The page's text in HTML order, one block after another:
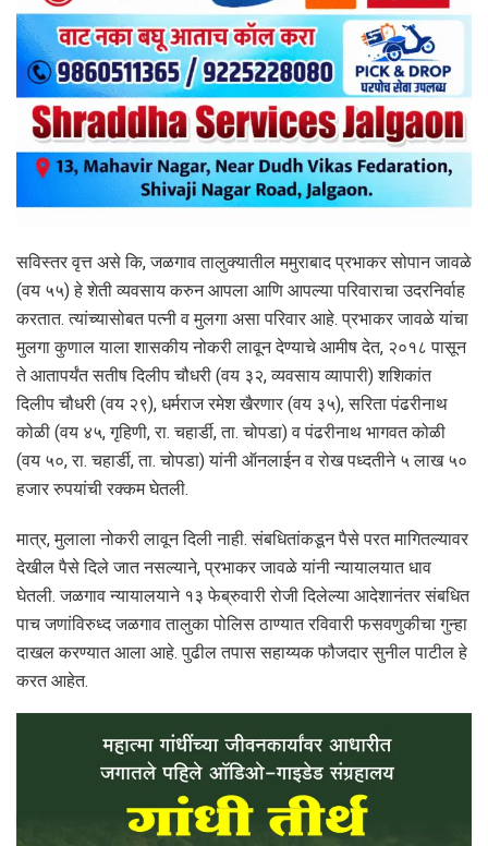
सविस्तर वृत्त असे कि, जळगाव तालुक्यातील ममुराबाद प्रभाकर सोपान जावळे
(वय ५५) हे शेती व्यवसाय करुन आपला आणि आपल्या परिवाराचा उदरनिर्वाह
करतात. त्यांच्यासोबत पत्नी व मुलगा असा परिवार आहे. प्रभाकर जावळे यांचा
मुलगा कुणाल याला शासकीय नोकरी लावून देण्याचे आमीष देत, २०१८ पासून
ते आतापर्यंत सतीष दिलीप चौधरी (वय ३२, व्यवसाय व्यापारी) शशिकांत
दिलीप चौधरी (वय २९), धर्मराज रमेश खैरणार (वय ३५), सरिता पंढरीनाथ
कोळी (वय ४५, गृहिणी, रा. चहार्डी, ता. चोपडा) व पंढरीनाथ भागवत कोळी
(वय ५०, रा. चहार्डी, ता. चोपडा) यांनी ऑनलाईन व रोख पध्दतीने ५ लाख ५०
हजार रुपयांची रक्कम घेतली.
मात्र, मुलाला नोकरी लावून दिली नाही. संबधितांकडून पैसे परत मागितल्यावर
देखील पैसे दिले जात नसल्याने, प्रभाकर जावळे यांनी न्यायालयात धाव
घेतली. जळगाव न्यायालयाने १३ फेब्रुवारी रोजी दिलेल्या आदेशानंतर संबधित
पाच जणांविरुध्द जळगाव तालुका पोलिस ठाण्यात रविवारी फसवणुकीचा गुन्हा
दाखल करण्यात आला आहे. पुढील तपास सहाय्यक फौजदार सुनील पाटील हे
करत आहेत.